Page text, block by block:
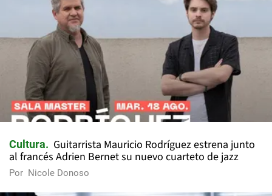
Cultura
Guitarrista Mauricio Rodríguez estrena junto
al francés Adrien Bernet su nuevo cuarteto de jazz
Por Nicole Donoso